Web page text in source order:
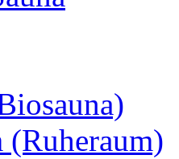
(Ruheraum)